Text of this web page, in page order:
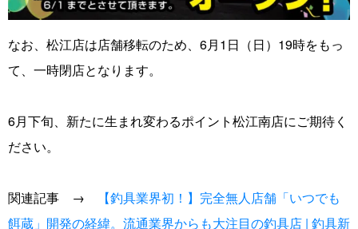
なお、松江店は店舗移転のため、6月1日（日）19時をもっ
て、一時閉店となります。
6月下旬、新たに生まれ変わるポイント松江南店にご期待く
ださい。
関連記事 →
【釣具業界初！】完全無人店舗「いつでも
餌蔵」開発の経緯。流通業界からも大注目の釣具店 | 釣具新